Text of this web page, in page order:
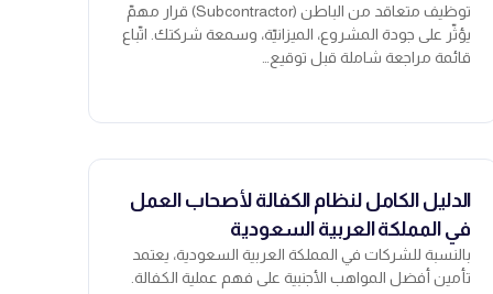
توظيف متعاقد من الباطن (Subcontractor) قرار مهمّ
يؤثّر على جودة المشروع، الميزانيّة، وسمعة شركتك. اتّباع
قائمة مراجعة شاملة قبل توقيع…
الدليل الكامل لنظام الكفالة لأصحاب العمل
في المملكة العربية السعودية
بالنسبة للشركات في المملكة العربية السعودية، يعتمد
تأمين أفضل المواهب الأجنبية على فهم عملية الكفالة.